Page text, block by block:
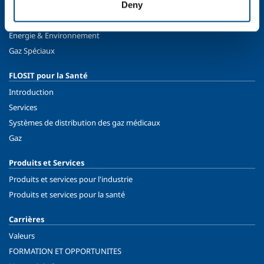
Deny
Pétrole & Gaz
Energie & Environnement
Gaz Spéciaux
FLOSIT pour la Santé
Introduction
Services
Systèmes de distribution des gaz médicaux
Gaz
Produits et Services
Produits et services pour l'industrie
Produits et services pour la santé
Carrières
Valeurs
FORMATION ET OPPORTUNITES